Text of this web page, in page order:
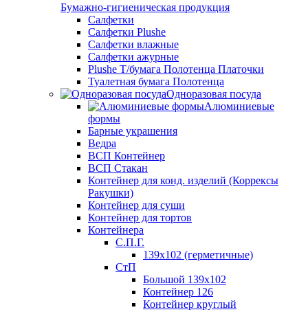
Бумажно-гигиеническая продукция
Салфетки
Салфетки Plushe
Салфетки влажные
Салфетки ажурные
Plushe Т/бумага Полотенца Платочки
Туалетная бумага Полотенца
Одноразовая посуда
Алюминиевые
формы
Барные украшения
Ведра
ВСП Контейнер
ВСП Стакан
Контейнер для конд. изделий (Коррексы
Ракушки)
Контейнер для суши
Контейнер для тортов
Контейнера
С.П.Г.
139х102 (герметичные)
СтП
Большой 139х102
Контейнер 126
Контейнер круглый